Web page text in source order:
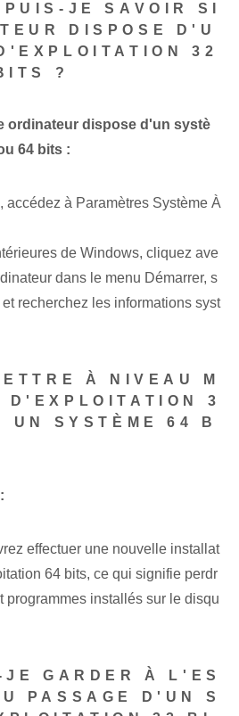
PUIS-JE SAVOIR SI
DISPOSE D'U
32
?
ordinateur dispose d'un systè
64 bits :
accédez à Paramètres Système À
de Windows, cliquez ave
dans le menu Démarrer, s
recherchez les informations syst
À NIVEAU M
D'EXPLOITATION 3
SYSTÈME 64 B
effectuer une nouvelle installat
64 bits, ce qui signifie perdr
programmes installés sur le disqu
GARDER À L'ES
PASSAGE D'UN S